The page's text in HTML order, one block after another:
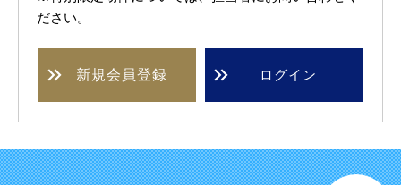
ださい。
新規会員登録 ログイン